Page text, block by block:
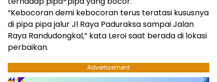
“Kebocoran demi kebocoran terus teratasi kususnya
di pipa pipa jalur Jl Raya Paduraksa sampai Jalan
Raya Randudongkal,” kata Leroi saat berada di lokasi
perbaikan.
Advertisement